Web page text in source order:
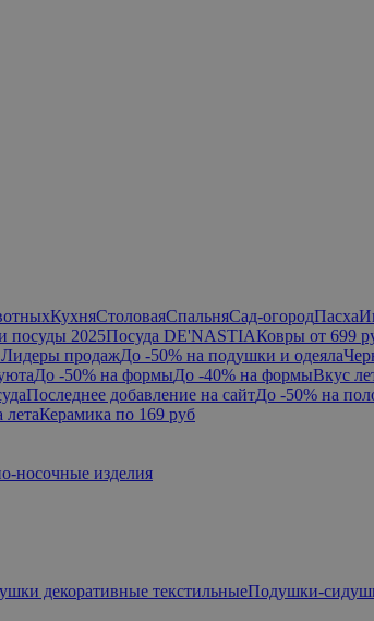
КухняСтоловаяСпальняСад-огородПасха
посуды 2025Посуда DE'NASTIAКовры от 699
Лидеры продажДо -50% на подушки и одеяла
До -50% на формыДо -40% на формыВкус
Последнее добавление на сайтДо -50% на
летаКерамика по 169 руб
носочные изделия
декоративные текстильныеПодушки-